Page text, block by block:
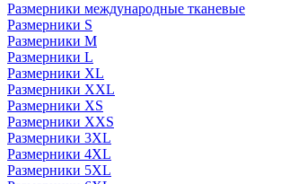
Размерники международные тканевые
Размерники S
Размерники M
Размерники L
Размерники XL
Размерники XXL
Размерники XS
Размерники XXS
Размерники 3XL
Размерники 4XL
Размерники 5XL